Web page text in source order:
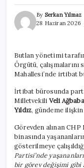
By Serkan Yılmaz
28 Haziran 2026
Butlan yönetimi
Örgütü,
Mahallesi’nde irtibat
İrtibat bürosunda
Milletvekili Veli Ağbaba
Yıldız, gündeme
Görevden alınan CHP
binasında
gösterilmeye
Partisi’nde
bir görev değişimi gibi